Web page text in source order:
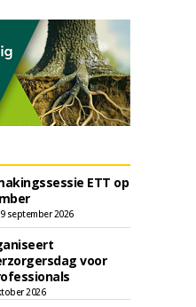
ETT op
september 2026
voor
2026